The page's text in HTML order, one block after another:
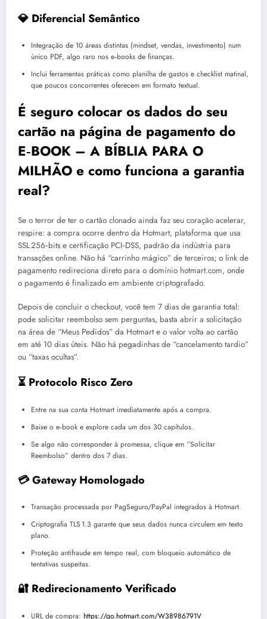
💎 Diferencial Semântico
Integração de 10 áreas distintas (mindset, vendas, investimento) num
único PDF, algo raro nos e‑books de finanças.
Inclui ferramentas práticas como planilha de gastos e checklist matinal,
que poucos concorrentes oferecem em formato textual.
É seguro colocar os dados do seu
cartão na página de pagamento do
E‑BOOK – A BÍBLIA PARA O
MILHÃO e como funciona a garantia
real?
Se o terror de ter o cartão clonado ainda faz seu coração acelerar,
respire: a compra ocorre dentro da Hotmart, plataforma que usa
SSL 256‑bits e certificação PCI‑DSS, padrão da indústria para
transações online. Não há “carrinho mágico” de terceiros; o link de
pagamento redireciona direto para o domínio hotmart.com, onde
o pagamento é finalizado em ambiente criptografado.
Depois de concluir o checkout, você tem 7 dias de garantia total:
pode solicitar reembolso sem perguntas, basta abrir a solicitação
na área de “Meus Pedidos” da Hotmart e o valor volta ao cartão
em até 10 dias úteis. Não há pegadinhas de “cancelamento tardio”
ou “taxas ocultas”.
⏳ Protocolo Risco Zero
Entre na sua conta Hotmart imediatamente após a compra.
Baixe o e‑book e explore cada um dos 30 capítulos.
Se algo não corresponder à promessa, clique em “Solicitar
Reembolso” dentro dos 7 dias.
💳 Gateway Homologado
Transação processada por PagSeguro/PayPal integrados à Hotmart.
Criptografia TLS 1.3 garante que seus dados nunca circulem em texto
plano.
Proteção antifraude em tempo real, com bloqueio automático de
tentativas suspeitas.
🔐 Redirecionamento Verificado
URL de compra: https://go.hotmart.com/W38986791V